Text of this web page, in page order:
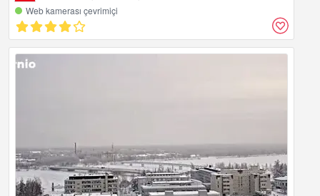
Web kamerası çevrimiçi